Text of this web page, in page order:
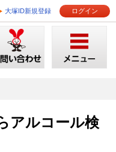
大塚ID新規登録 ログイン
アルコール検